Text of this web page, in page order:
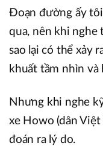
Đoạn đường ấy
qua, nên khi
sao lại có thể xảy
khuất tầm nhìn và
Nhưng khi nghe
xe Howo (dân
đoán ra lý do.